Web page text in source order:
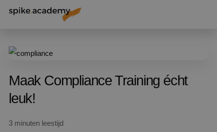
Maak Compliance Training écht
leuk!
3 minuten leestijd